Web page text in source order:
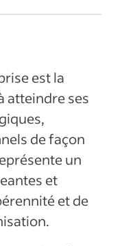
performance
est la
atteindre ses
de façon
un
et
et de